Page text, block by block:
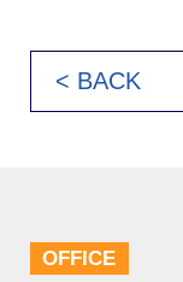
< BACK
OFFICE